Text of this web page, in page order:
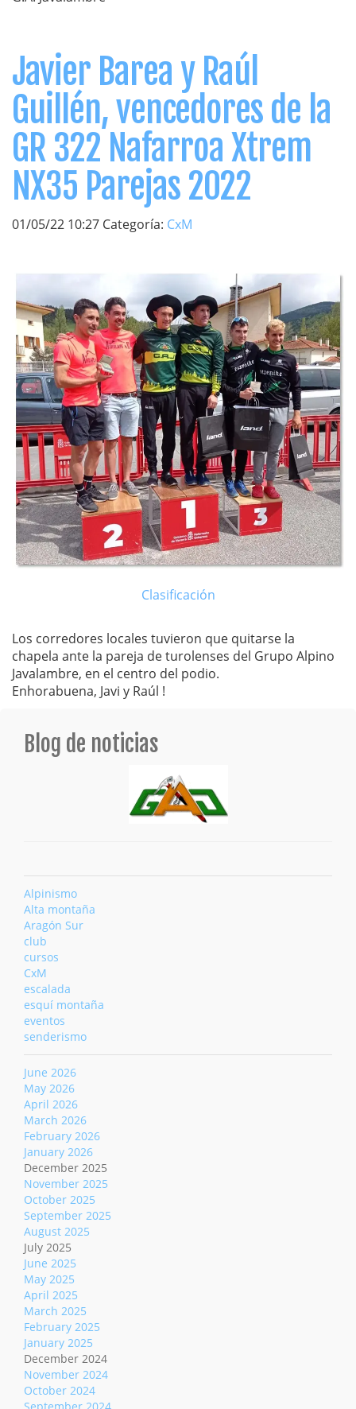
Javier Barea y Raúl
Guillén, vencedores de la
GR 322 Nafarroa Xtrem
NX35 Parejas 2022
01/05/22 10:27 Categoría: CxM
Clasificación
Los corredores locales tuvieron que quitarse la
chapela ante la pareja de turolenses del Grupo Alpino
Javalambre, en el centro del podio.
Enhorabuena, Javi y Raúl !
Blog de noticias
Alpinismo
Alta montaña
Aragón Sur
club
cursos
CxM
escalada
esquí montaña
eventos
senderismo
June 2026
May 2026
April 2026
March 2026
February 2026
January 2026
December 2025
November 2025
October 2025
September 2025
August 2025
July 2025
June 2025
May 2025
April 2025
March 2025
February 2025
January 2025
December 2024
November 2024
October 2024